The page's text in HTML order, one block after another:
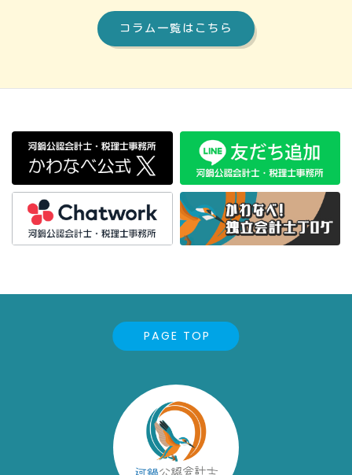
コラム一覧はこちら
PAGE TOP